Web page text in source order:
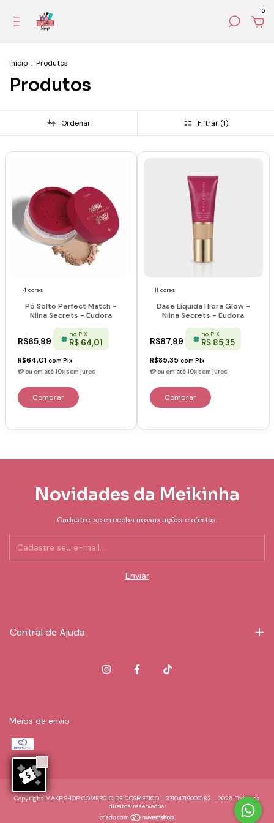
0
Início . Produtos
Produtos
Ordenar Filtrar (1)
4 cores
Pó Solto Perfect Match -
Niina Secrets - Eudora
R$65,99
no PIX
R$ 64,01
R$64,01 com Pix
Comprar
11 cores
Base Líquida Hidra Glow -
Niina Secrets - Eudora
R$87,99
no PIX
R$ 85,35
R$85,35 com Pix
Comprar
Novidades da Meikinha
Cadastre-se e receba nossas ações e ofertas.
Central de Ajuda
Meios de envio
Copyright MAKE SHOP COMERCIO DE COSMETICO - 37104719000182 - 2026. Todos os
direitos reservados.